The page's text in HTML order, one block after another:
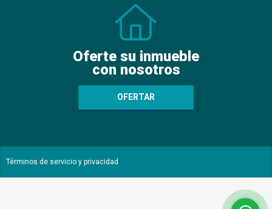
Oferte su inmueble
con nosotros
OFERTAR
Términos de servicio y privacidad